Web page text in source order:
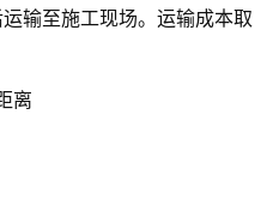
输至施工现场。运输成本取
离